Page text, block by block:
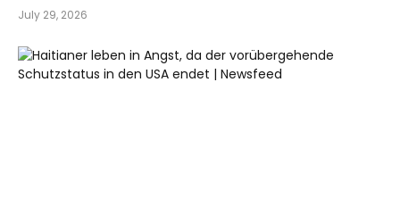
July 29, 2026